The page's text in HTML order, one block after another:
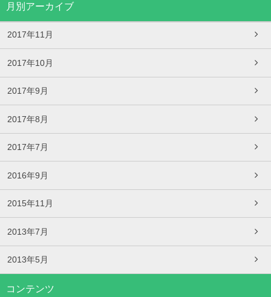
月別アーカイブ
2017年11月
2017年10月
2017年9月
2017年8月
2017年7月
2016年9月
2015年11月
2013年7月
2013年5月
コンテンツ